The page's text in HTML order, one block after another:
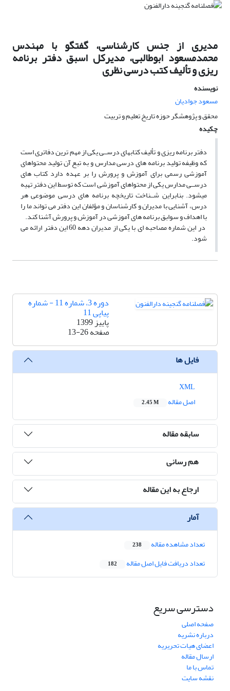
مدیری از جنس کارشناسی، گفتگو با مهندس
محمدمسعود ابوطالبی، مدیرکل اسبق دفتر برنامه
ریزی و تألیف کتب درسی نظری
نویسنده
مسعود جوادیان
محقق و پژوهشگر حوزه تاریخ تعلیم و تربیت
چکیده
دفتر برنامه ریزی و تألیف کتابهای درســی یکی از مهم ترین دفاتری است
که وظیفه تولید برنامه های درسی مدارس و به تبع آن تولید محتواهای
آموزشی رسمی برای آموزش و پرورش را بر عهده دارد کتاب های
درســی مدارس یکی از محتواهای آموزشی است که توسط این دفتر تهیه
میشود. بنابراین شــناخت تاریخچه برنامه های درسی موضوعی هر
درس، آشنایی با مدیران و کارشناسان و مؤلفان این دفتر می تواند ما را
با اهداف و سوابق برنامه های آموزشی در آموزش و پرورش آشنا کند.
در این شماره مصاحبه ای با یکی از مدیران دهه 60 این دفتر ارائه می
شود.
دوره 3، شماره 11 - شماره
پیاپی 11
پاییز 1399
صفحه13-26
فایل ها
اصل مقاله
2.45 M
سابقه مقاله
هم رسانی
ارجاع به این مقاله
آمار
تعداد مشاهده مقاله 238
تعداد دریافت فایل اصل مقاله 182
دسترسی سریع
صفحه اصلی
درباره نشریه
اعضای هیات تحریریه
ارسال مقاله
تماس با ما
نقشه سایت